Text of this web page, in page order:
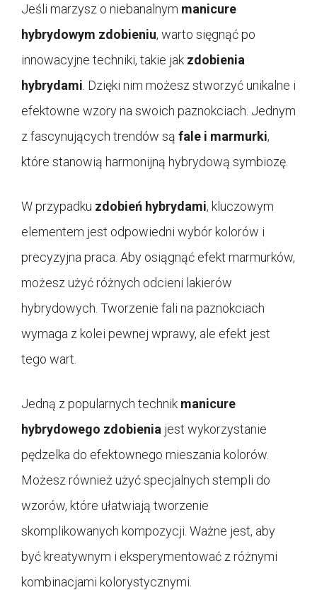
Jeśli marzysz o niebanalnym manicure
hybrydowym zdobieniu, warto sięgnąć po
innowacyjne techniki, takie jak zdobienia
hybrydami . Dzięki nim możesz stworzyć unikalne i
efektowne wzory na swoich paznokciach. Jednym
z fascynujących trendów są fale i marmurki,
które stanowią harmonijną hybrydową symbiozę.
W przypadku zdobień hybrydami, kluczowym
elementem jest odpowiedni wybór kolorów i
precyzyjna praca. Aby osiągnąć efekt marmurków,
możesz użyć różnych odcieni lakierów
hybrydowych. Tworzenie fali na paznokciach
wymaga z kolei pewnej wprawy, ale efekt jest
tego wart.
Jedną z popularnych technik manicure
hybrydowego zdobienia jest wykorzystanie
pędzelka do efektownego mieszania kolorów.
Możesz również użyć specjalnych stempli do
wzorów, które ułatwiają tworzenie
skomplikowanych kompozycji. Ważne jest, aby
być kreatywnym i eksperymentować z różnymi
kombinacjami kolorystycznymi.